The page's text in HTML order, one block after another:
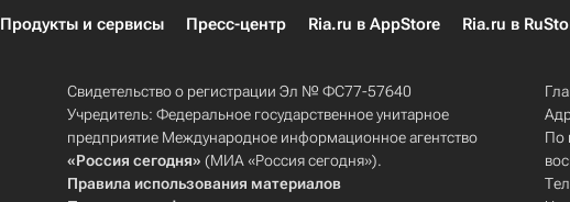
Продукты и сервисы Пресс-центр Ria.ru в AppStore Ria.ru в
Свидетельство о регистрации Эл № ФС77-57640
Учредитель: Федеральное государственное унитарное
предприятие Международное информационное агентство
«Россия сегодня» (МИА «Россия сегодня»).
Правила использования материалов
По